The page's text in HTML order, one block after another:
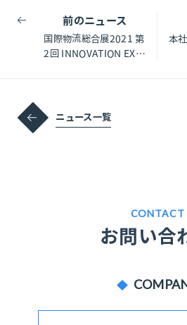
前のニュース
国際物流総合展2021 第
2回 INNOVATION EXP
本
ニュース一覧
CONTACT
お問い合